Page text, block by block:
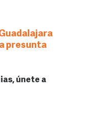
presunta
únete a